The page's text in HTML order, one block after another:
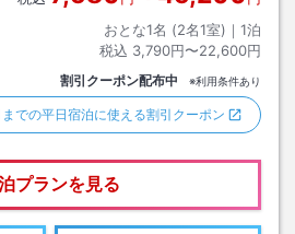
おとな1名 (2名1室)｜ 1泊
税込 3,790円〜22,600円
割引クーポン配布中 ※利用条件あり
での平日宿泊に使える割引クーポン
プランを見る